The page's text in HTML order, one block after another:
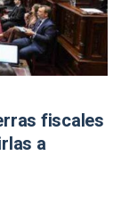
fiscales
a